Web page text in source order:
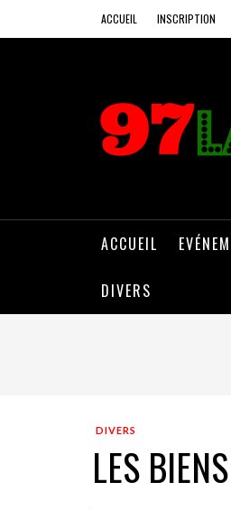
ACCUEIL INSCRIPTION
ACCUEIL
DIVERS
DIVERS
LES